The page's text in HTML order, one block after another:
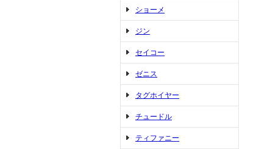
ショーメ
ジン
セイコー
ゼニス
タグホイヤー
チュードル
ティファニー